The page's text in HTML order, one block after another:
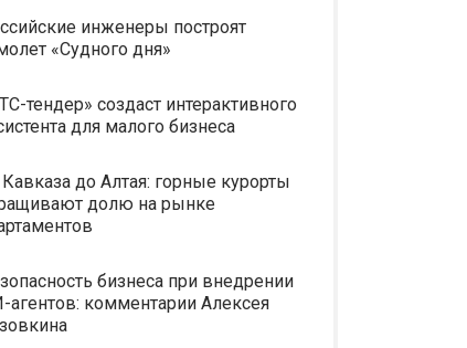
инженеры построят
«Судного дня»
тендер» создаст интерактивного
для малого бизнеса
до Алтая: горные курорты
долю на рынке
бизнеса при внедрении
агентов: комментарии Алексея